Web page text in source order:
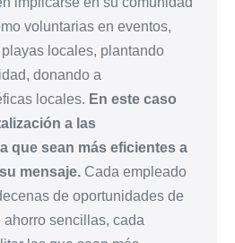
voluntarias en eventos,
locales, plantando
donando a
locales. En este caso
a las
que sean más eficientes a
mensaje. Cada empleado
de oportunidades de
sencillas, cada